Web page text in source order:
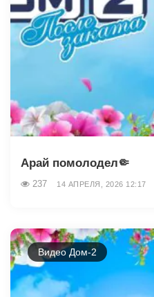
Арай помолодел🤏
237 14 АПРЕЛЯ, 2026 12:17
Видео Дом-2